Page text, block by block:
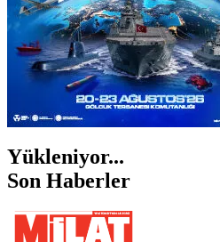
Yükleniyor...
Son Haberler